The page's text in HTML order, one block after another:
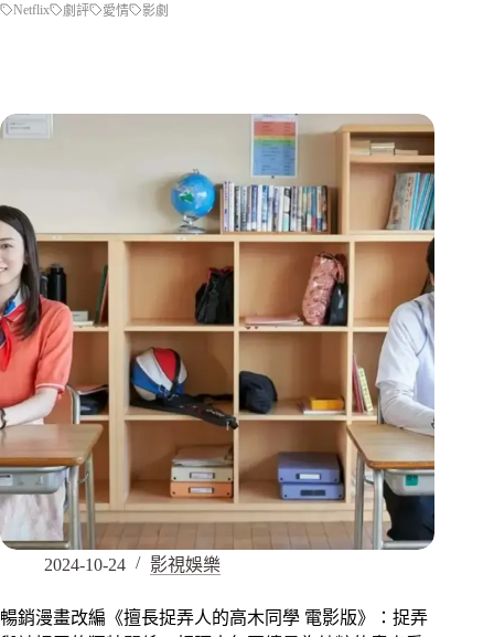
Netflix 劇評 愛情 影劇
2024-10-24 影視娛樂
暢銷漫畫改編《擅長捉弄人的高木同學 電影版》：捉弄